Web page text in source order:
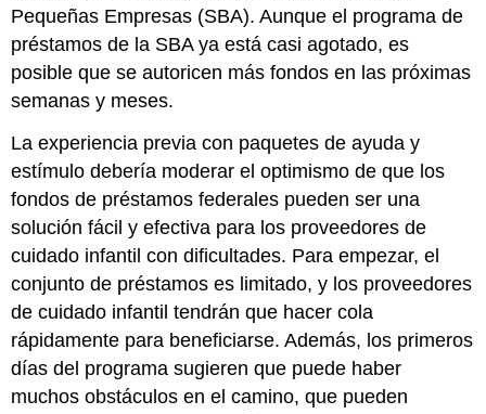
Pequeñas Empresas (SBA). Aunque el programa de
préstamos de la SBA ya está casi agotado, es
posible que se autoricen más fondos en las próximas
semanas y meses.
La experiencia previa con paquetes de ayuda y
estímulo debería moderar el optimismo de que los
fondos de préstamos federales pueden ser una
solución fácil y efectiva para los proveedores de
cuidado infantil con dificultades. Para empezar, el
conjunto de préstamos es limitado, y los proveedores
de cuidado infantil tendrán que hacer cola
rápidamente para beneficiarse. Además, los primeros
días del programa sugieren que puede haber
muchos obstáculos en el camino, que pueden